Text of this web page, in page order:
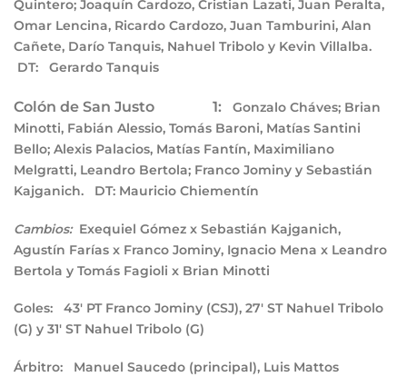
Quintero; Joaquín Cardozo, Cristian Lazati, Juan Peralta,
Omar Lencina, Ricardo Cardozo, Juan Tamburini, Alan
Cañete, Darío Tanquis, Nahuel Tribolo y Kevin Villalba.
DT: Gerardo Tanquis
Colón de San Justo 1: Gonzalo Cháves; Brian
Minotti, Fabián Alessio, Tomás Baroni, Matías Santini
Bello; Alexis Palacios, Matías Fantín, Maximiliano
Melgratti, Leandro Bertola; Franco Jominy y Sebastián
Kajganich. DT: Mauricio Chiementín
Cambios:Exequiel Gómez x Sebastián Kajganich,
Agustín Farías x Franco Jominy, Ignacio Mena x Leandro
Bertola y Tomás Fagioli x Brian Minotti
Goles:
43′ PT Franco Jominy (CSJ), 27′ ST Nahuel Tribolo
(G) y 31′ ST Nahuel Tribolo (G)
Árbitro: Manuel Saucedo (principal), Luis Mattos